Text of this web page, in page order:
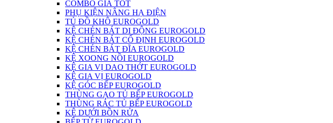
COMBO GIÁ TỐT
PHỤ KIỆN NÂNG HẠ ĐIỆN
TỦ ĐỒ KHÔ EUROGOLD
KỆ CHÉN BÁT DI ĐỘNG EUROGOLD
KỆ CHÉN BÁT CỐ ĐỊNH EUROGOLD
KỆ CHÉN BÁT ĐĨA EUROGOLD
KỆ XOONG NỒI EUROGOLD
KỆ GIA VỊ DAO THỚT EUROGOLD
KỆ GIA VỊ EUROGOLD
KỆ GÓC BẾP EUROGOLD
THÙNG GẠO TỦ BẾP EUROGOLD
THÙNG RÁC TỦ BẾP EUROGOLD
KỆ DƯỚI BỒN RỬA